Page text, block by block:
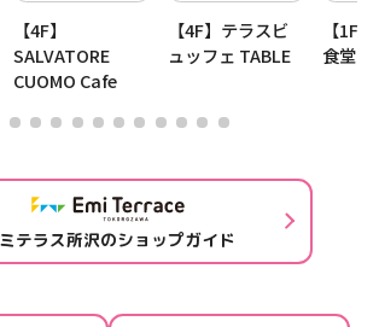
【4F】
SALVATORE
CUOMO Cafe
【4F】テラスビ
ュッフェ TABLE
【1F
食堂
テラス所沢のショップガイド